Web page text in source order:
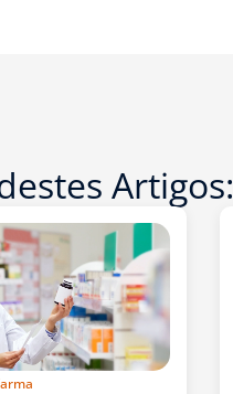
Artigos: